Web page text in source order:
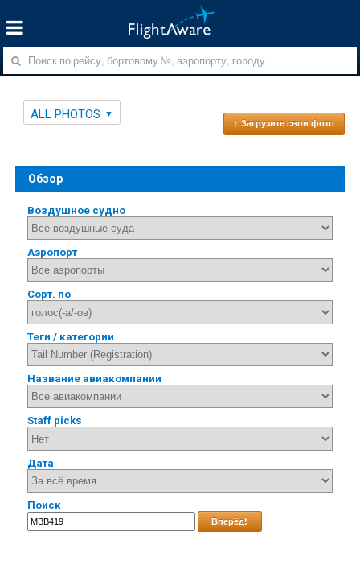
ALL PHOTOS
↑ Загрузите свои фото
Обзор
Воздушное судно
Аэропорт
Сорт. по
Теги / категории
Название авиакомпании
Staff picks
Дата
Поиск
Вперёд!